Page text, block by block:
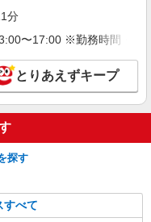
分
〜17:00 ※勤務時間・日
とりあえずキープ
探す
すべて